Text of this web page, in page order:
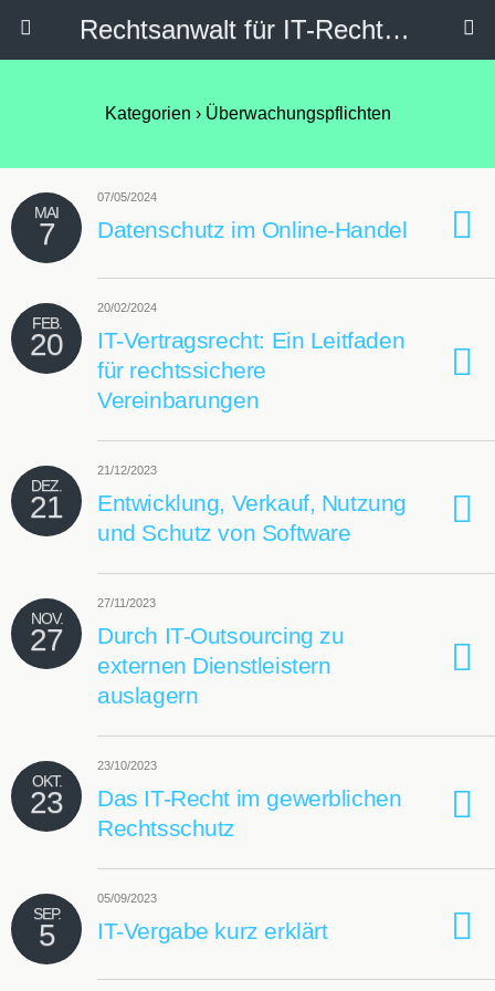
Rechtsanwalt für IT-Recht, Internetrecht, Datenschutz & Social Media
Kategorien ›Überwachungspflichten
MAI
7
07/05/2024
Datenschutz im Online-Handel
FEB.
20
20/02/2024
IT-Vertragsrecht: Ein Leitfaden
für rechtssichere
Vereinbarungen
DEZ.
21
21/12/2023
Entwicklung, Verkauf, Nutzung
und Schutz von Software
NOV.
27
27/11/2023
Durch IT-Outsourcing zu
externen Dienstleistern
auslagern
OKT.
23
23/10/2023
Das IT-Recht im gewerblichen
Rechtsschutz
SEP.
5
05/09/2023
IT-Vergabe kurz erklärt